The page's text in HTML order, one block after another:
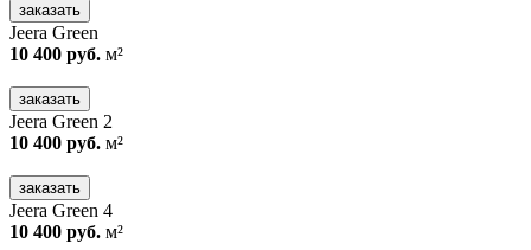
заказать
Jeera Green
10 400 руб. м²
заказать
Jeera Green 2
10 400 руб. м²
заказать
Jeera Green 4
10 400 руб. м²